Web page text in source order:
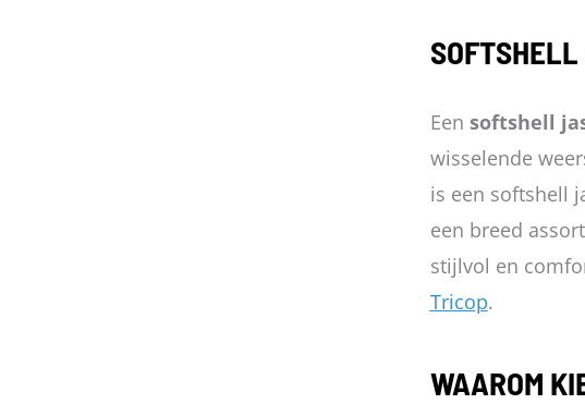
Een softshell
wisselende
is een softshell
een breed
stijlvol en
Tricop.
WAAROM